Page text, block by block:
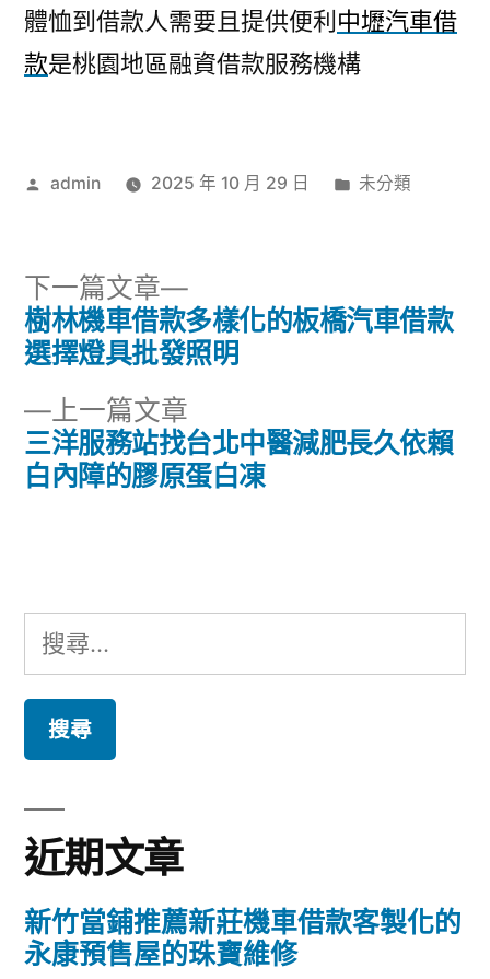
體恤到借款人需要且提供便利 中壢汽車借
款是桃園地區融資借款服務機構
作
admin 2025 年 10 月 29 日
分
未分類
文
導
覽
上一篇文章
一
篇
三洋服務站找台北中醫減肥長久依賴
白內障的膠原蛋白凍
下一篇文章
下
一
篇
樹林機車借款多樣化的板橋汽車借款
選擇燈具批發照明
搜
尋
鍵
字:
近期文章
新竹當鋪推薦新莊機車借款客製化的
永康預售屋的珠寶維修